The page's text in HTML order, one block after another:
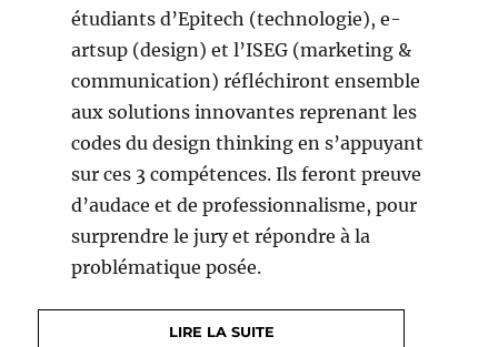
étudiants d’Epitech (technologie), e-
artsup (design) et l’ISEG (marketing &
communication) réfléchiront ensemble
aux solutions innovantes reprenant les
codes du design thinking en s’appuyant
sur ces 3 compétences. Ils feront preuve
d’audace et de professionnalisme, pour
surprendre le jury et répondre à la
problématique posée.
LIRE LA SUITE